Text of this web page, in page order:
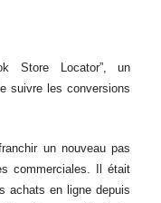
Store Locator”, un
suivre les conversions
un nouveau pas
commerciales. Il était
achats en ligne depuis